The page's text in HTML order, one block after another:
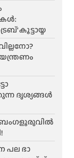
കൂട്ടായ്മ
ദൃശ്യങ്ങൾ
പല ഭാ​